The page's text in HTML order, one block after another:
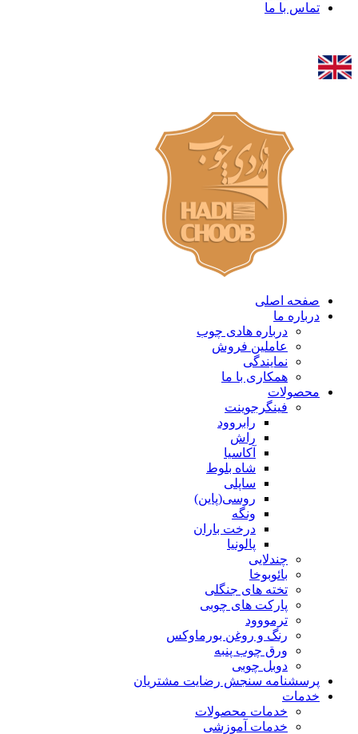
تماس با ما
صفحه اصلی
درباره ما
درباره هادی چوب
عاملین فروش
نمایندگی
همکاری با ما
محصولات
فینگرجوینت
رابروود
راش
آکاسیا
شاه بلوط
ساپلی
روسی(پاین)
ونگه
درخت باران
پالونیا
چندلایی
بائوبوخا
تخته های جنگلی
پارکت های چوبی
ترمووود
رنگ و روغن بورماوکس
ورق چوب پنبه
دوبل چوبی
پرسشنامه سنجش رضایت مشتریان
خدمات
خدمات محصولات
خدمات آموزشی